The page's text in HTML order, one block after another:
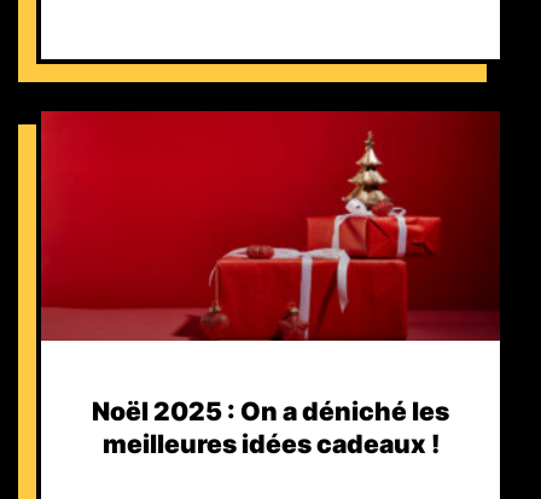
Noël 2025 : On a déniché les
meilleures idées cadeaux !